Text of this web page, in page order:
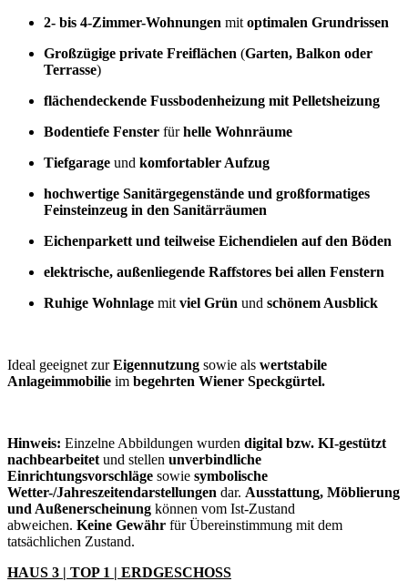
2- bis 4-Zimmer-Wohnungen mit optimalen Grundrissen
Großzügige private Freiflächen (Garten, Balkon oder
Terrasse)
flächendeckende Fussbodenheizung mit Pelletsheizung
Bodentiefe Fenster fürhelle Wohnräume
Tiefgarage und komfortabler Aufzug
hochwertige Sanitärgegenstände und großformatiges
Feinsteinzeug in den Sanitärräumen
Eichenparkett und teilweise Eichendielen auf den Böden
elektrische, außenliegende Raffstores bei allen Fenstern
Ruhige Wohnlage mit viel Grün und schönem Ausblick
Ideal geeignet zurEigennutzung sowie als wertstabile
Anlageimmobilie im begehrten Wiener Speckgürtel.
Hinweis: Einzelne Abbildungen wurden digital bzw. KI-gestützt
nachbearbeitet und stellen unverbindliche
Einrichtungsvorschläge sowie symbolische
Wetter-/Jahreszeitendarstellungen dar. Ausstattung, Möblierung
und Außenerscheinung können vom Ist-Zustand
abweichen. Keine Gewähr für Übereinstimmung mit dem
tatsächlichen Zustand.
HAUS 3 | TOP 1 | ERDGESCHOSS